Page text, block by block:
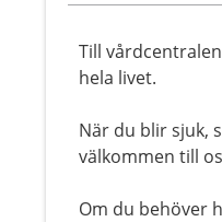
Till
hela livet.
När du blir sjuk,
välkommen till
Om du behöver